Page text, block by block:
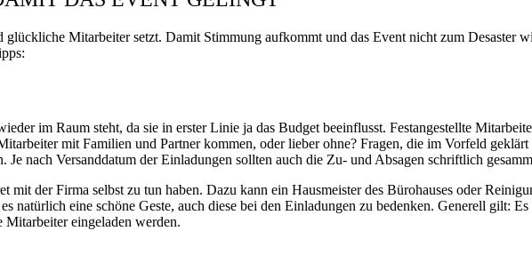
Mitarbeiter setzt. Damit Stimmung aufkommt und das Event nicht zum Desaster
im Raum steht, da sie in erster Linie ja das Budget beeinflusst. Festangestellte
mit Familien und Partner kommen, oder lieber ohne? Fragen, die im Vorfeld geklärt
nach Versanddatum der Einladungen sollten auch die Zu- und Absagen schriftlich
der Firma selbst zu tun haben. Dazu kann ein Hausmeister des Bürohauses oder
natürlich eine schöne Geste, auch diese bei den Einladungen zu bedenken. Generell gilt:
eingeladen werden.